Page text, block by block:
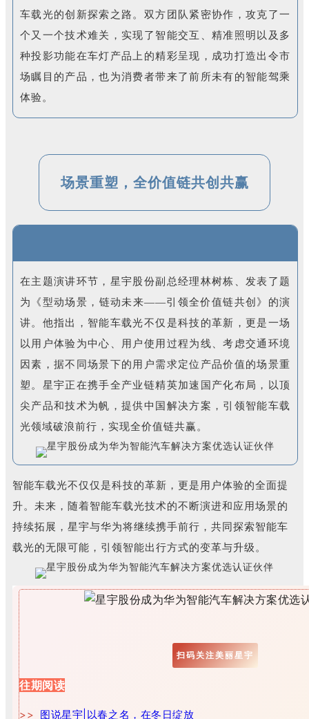
车载光的创新探索之路。双方团队紧密协作，攻克了一
个又一个技术难关，实现了智能交互、精准照明以及多
种投影功能在车灯产品上的精彩呈现，成功打造出令市
场瞩目的产品，也为消费者带来了前所未有的智能驾乘
体验。
场景重塑，全价值链共创共赢
在主题演讲环节，星宇股份副总经理林树栋、发表了题
为《型动场景，链动未来——引领全价值链共创》的演
讲。他指出，智能车载光不仅是科技的革新，更是一场
以用户体验为中心、用户使用过程为线、考虑交通环境
因素，据不同场景下的用户需求定位产品价值的场景重
塑。星宇正在携手全产业链精英加速国产化布局，以顶
尖产品和技术为帆，提供中国解决方案，引领智能车载
光领域破浪前行，实现全价值链共赢。
智能车载光不仅仅是科技的革新，更是用户体验的全面提
升。未来，随着智能车载光技术的不断演进和应用场景的
持续拓展，星宇与华为将继续携手前行，共同探索智能车
载光的无限可能，引领智能出行方式的变革与升级。
扫码关注美丽星宇
往期阅读
>> 图说星宇|以春之名，在冬日绽放